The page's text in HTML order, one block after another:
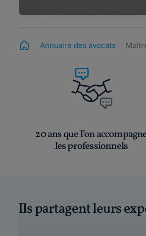
Annuaire des avocats
20 ans que l’on
les professionnels
Ils partagent leurs